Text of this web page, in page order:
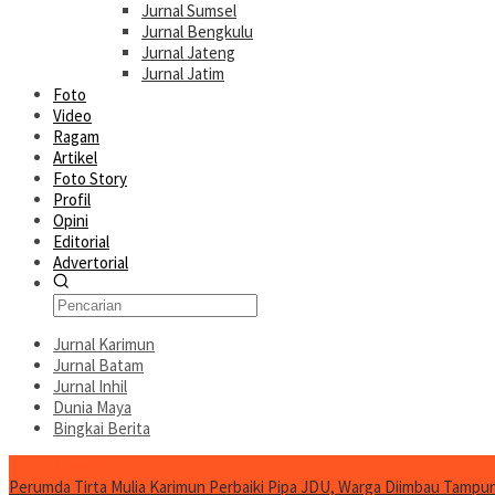
Jurnal Sumsel
Jurnal Bengkulu
Jurnal Jateng
Jurnal Jatim
Foto
Video
Ragam
Artikel
Foto Story
Profil
Opini
Editorial
Advertorial
Jurnal Karimun
Jurnal Batam
Jurnal Inhil
Dunia Maya
Bingkai Berita
Perumda Tirta Mulia Karimun Perbaiki Pipa JDU, Warga Diimbau